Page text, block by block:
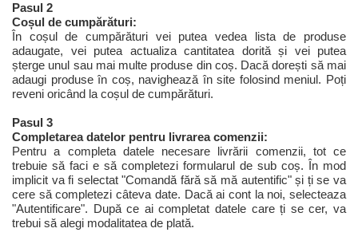
Pasul 2
Coșul de cumpărături:
În coșul de cumpărături vei putea vedea lista de produse
adaugate, vei putea actualiza cantitatea dorită și vei putea
șterge unul sau mai multe produse din coș. Dacă dorești să mai
adaugi produse în coș, navighează în site folosind meniul. Poți
reveni oricând la coșul de cumpărături.
Pasul 3
Completarea datelor pentru livrarea comenzii:
Pentru a completa datele necesare livrării comenzii, tot ce
trebuie să faci e să completezi formularul de sub coș. În mod
implicit va fi selectat "Comandă fără să mă autentific" și ți se va
cere să completezi câteva date. Dacă ai cont la noi, selecteaza
"Autentificare". După ce ai completat datele care ți se cer, va
trebui să alegi modalitatea de plată.